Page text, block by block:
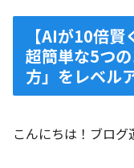
【AIが10倍
超簡単な5つ
方」をレベル
こんにちは！ブログ